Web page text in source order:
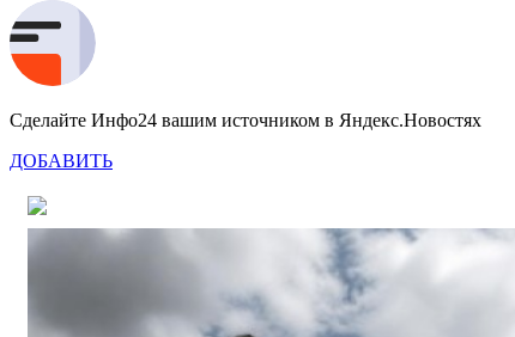
Сделайте Инфо24 вашим источником в Яндекс.Новостях
ДОБАВИТЬ